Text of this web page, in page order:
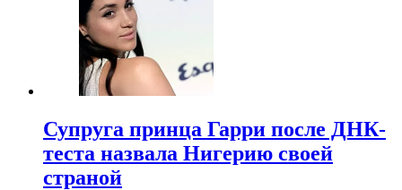
Супруга принца Гарри после ДНК-
теста назвала Нигерию своей
страной